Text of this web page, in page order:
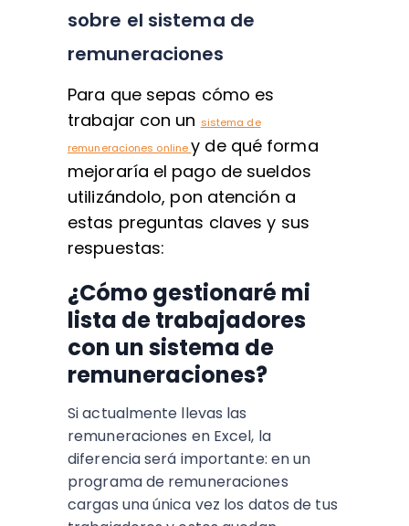
sobre el sistema de
remuneraciones
Para que sepas cómo es
trabajar con un sistema de
remuneraciones onliney de qué forma
mejoraría el pago de sueldos
utilizándolo, pon atención a
estas preguntas claves y sus
respuestas:
¿Cómo gestionaré mi
lista de trabajadores
con un sistema de
remuneraciones?
Si actualmente llevas las
remuneraciones en Excel, la
diferencia será importante: en un
programa de remuneraciones
cargas una única vez los datos de tus